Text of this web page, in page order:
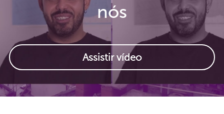
nós
Assistir vídeo